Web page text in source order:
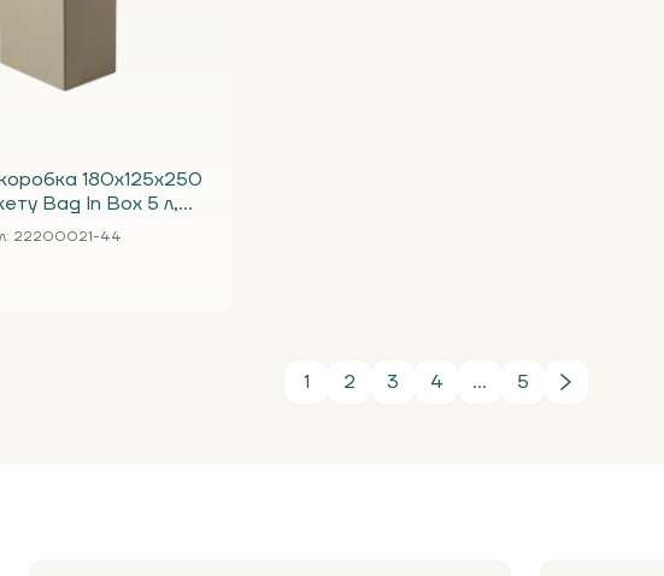
180х125х250
Bag In Box 5 л,
краник
: 22200021-44
1 2 3 4 ... 5